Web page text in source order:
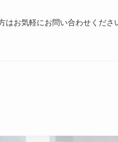
はお気軽にお問い合わせくださ